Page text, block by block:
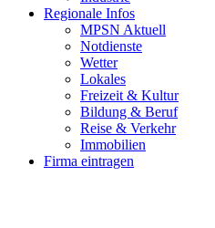
Regionale Infos
MPSN Aktuell
Notdienste
Wetter
Lokales
Freizeit & Kultur
Bildung & Beruf
Reise & Verkehr
Immobilien
Firma eintragen